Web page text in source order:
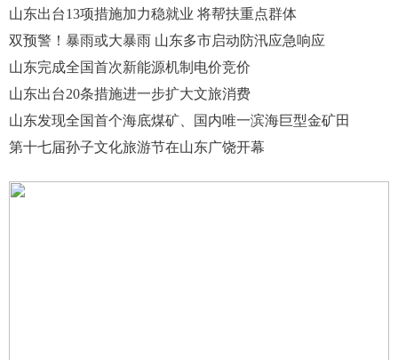
山东出台13项措施加力稳就业 将帮扶重点群体
双预警！暴雨或大暴雨 山东多市启动防汛应急响应
山东完成全国首次新能源机制电价竞价
山东出台20条措施进一步扩大文旅消费
山东发现全国首个海底煤矿、国内唯一滨海巨型金矿田
第十七届孙子文化旅游节在山东广饶开幕